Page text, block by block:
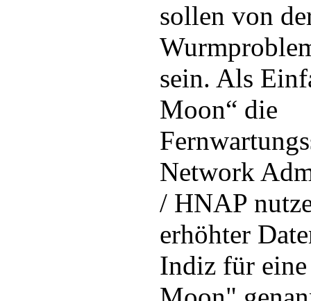
sollen von
sein. Als
Moon“ die
Network
/ HNAP
erhöhter
Indiz für